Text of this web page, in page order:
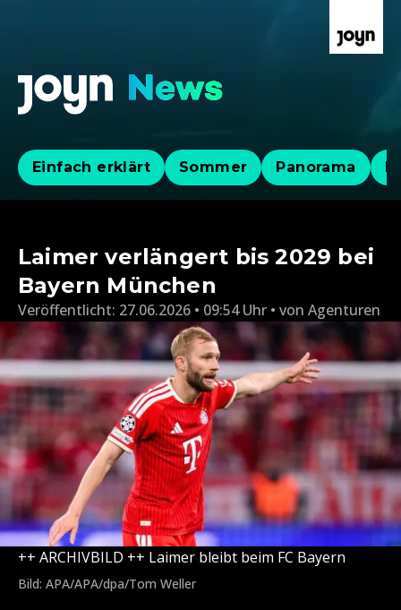
Einfach erklärt Sommer Panorama
Laimer verlängert bis 2029 bei
Bayern München
Veröffentlicht: 27.06.2026 • 09:54 Uhr von Agenturen
++ ARCHIVBILD ++ Laimer bleibt beim FC Bayern
Bild: APA/APA/dpa/Tom Weller